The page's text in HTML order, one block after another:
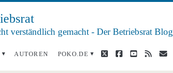
verständlich gemacht - Der Betriebsrat Blog
AUTOREN POKO.DE twitterfacebook
youtube
rss E-